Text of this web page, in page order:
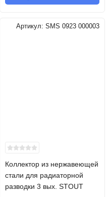
Артикул: SMS 0923 000003
Коллектор из нержавеющей
стали для радиаторной
разводки 3 вых. STOUT